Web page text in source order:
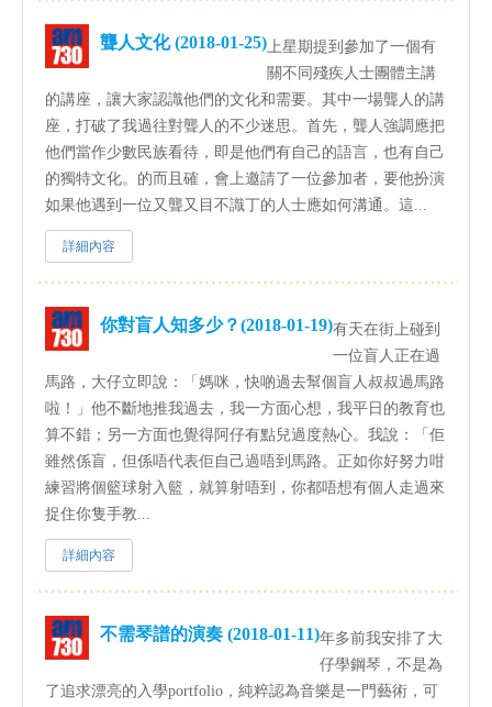
聾人文化 (2018-01-25) 上星期提到參加了一個有
關不同殘疾人士團體主講
的講座，讓大家認識他們的文化和需要。其中一場聾人的講
座，打破了我過往對聾人的不少迷思。首先，聾人強調應把
他們當作少數民族看待，即是他們有自己的語言，也有自己
的獨特文化。的而且確，會上邀請了一位參加者，要他扮演
如果他遇到一位又聾又目不識丁的人士應如何溝通。這...
詳細內容
你對盲人知多少？(2018-01-19)有天在街上碰到
一位盲人正在過
馬路，大仔立即說：「媽咪，快啲過去幫個盲人叔叔過馬路
啦！」他不斷地推我過去，我一方面心想，我平日的教育也
算不錯；另一方面也覺得阿仔有點兒過度熱心。我說：「佢
雖然係盲，但係唔代表佢自己過唔到馬路。正如你好努力咁
練習將個籃球射入籃，就算射唔到，你都唔想有個人走過來
捉住你隻手教...
詳細內容
不需琴譜的演奏 (2018-01-11)年多前我安排了大
仔學鋼琴，不是為
了追求漂亮的入學portfolio，純粹認為音樂是一門藝術，可